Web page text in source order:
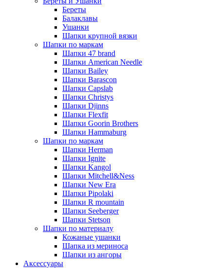
Береты
Балаклавы
Ушанки
Шапки крупной вязки
Шапки по маркам
Шапки 47 brand
Шапки American Needle
Шапки Bailey
Шапки Barascon
Шапки Capslab
Шапки Christys
Шапки Djinns
Шапки Flexfit
Шапки Goorin Brothers
Шапки Hammaburg
Шапки по маркам
Шапки Herman
Шапки Ignite
Шапки Kangol
Шапки Mitchell&Ness
Шапки New Era
Шапки Pipolaki
Шапки R mountain
Шапки Seeberger
Шапки Stetson
Шапки по материалу
Кожаные ушанки
Шапка из мериноса
Шапки из ангоры
Аксессуары